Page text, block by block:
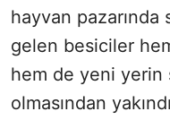
hayvan pazarında
gelen besiciler
hem de yeni yerin
olmasından